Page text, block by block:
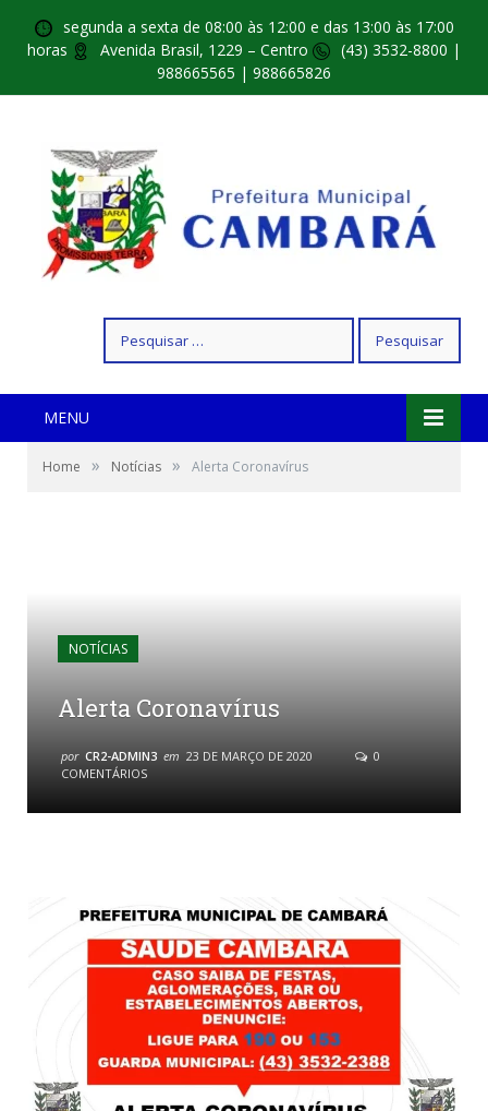
segunda a sexta de 08:00 às 12:00 e das 13:00 às 17:00
horas
Avenida Brasil, 1229 – Centro
(43) 3532-8800 |
988665565 | 988665826
por:
MENU
Home » Notícias » Alerta Coronavírus
NOTÍCIAS
Alerta Coronavírus
por CR2-ADMIN3 em 23 DE MARÇO DE 2020
0
COMENTÁRIOS